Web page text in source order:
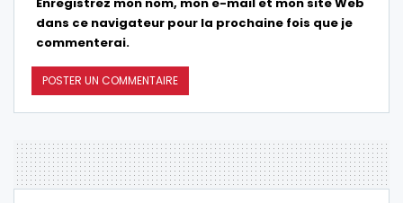
dans ce navigateur pour la prochaine fois que je
commenterai.